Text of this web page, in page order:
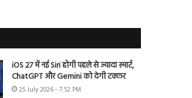
iOS 27 में नई Siri होगी पहले से ज्यादा स्मार्ट,
ChatGPT और Gemini को देगी टक्कर
25 July 2026 - 7:52 PM